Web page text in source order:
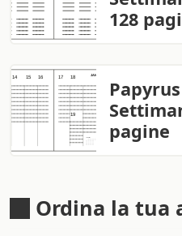
128
pagine
Ordina la tua